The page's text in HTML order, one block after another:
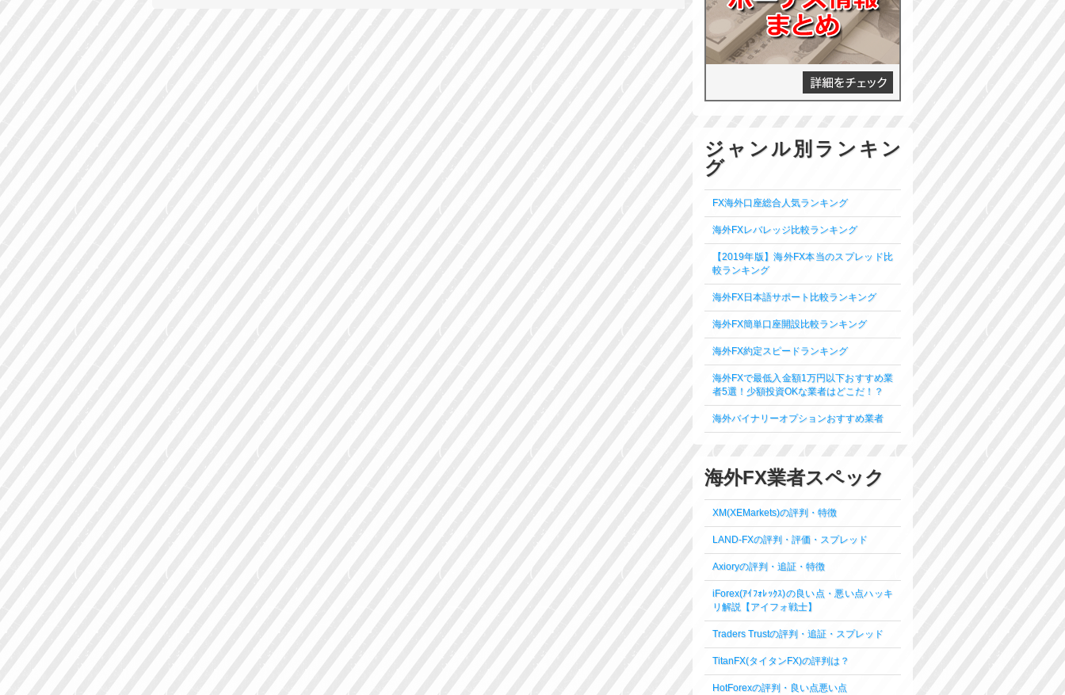
ジャンル別ランキン
グ
FX海外口座総合人気ランキング
海外FXレバレッジ比較ランキング
【2019年版】海外FX本当のスプレッド比
較ランキング
海外FX日本語サポート比較ランキング
海外FX簡単口座開設比較ランキング
海外FX約定スピードランキング
海外FXで最低入金額1万円以下おすすめ業
者5選！少額投資OKな業者はどこだ！？
海外バイナリーオプションおすすめ業者
海外FX業者スペック
XM(XEMarkets)の評判・特徴
LAND-FXの評判・評価・スプレッド
Axioryの評判・追証・特徴
iForex(ｱｲﾌｫﾚｯｸｽ)の良い点・悪い点ハッキ
リ解説【アイフォ戦士】
Traders Trustの評判・追証・スプレッド
TitanFX(タイタンFX)の評判は？
HotForexの評判・良い点悪い点